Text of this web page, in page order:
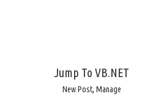
Jump To VB.NET
New Post, Manage